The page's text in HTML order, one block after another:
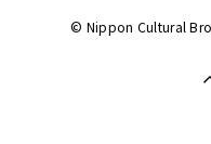
© Nippon Cultural